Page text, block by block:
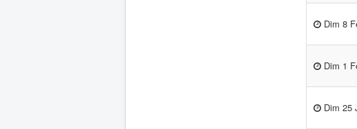
Dim 8
Dim 1
Dim 25